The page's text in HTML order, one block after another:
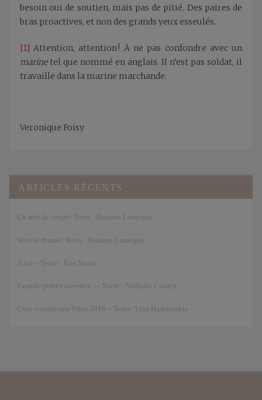
besoin oui de soutien, mais pas de pitié. Des paires de
bras proactives, et non des grands yeux esseulés.
[1] Attention, attention ! À ne pas confondre avec un
marinetel que nommé en anglais. Il n’est pas soldat, il
travaille dans la marine marchande.
Veronique Foisy
ARTICLES RÉCENTS
Ça sent la coupe! Texte : Roxane Larocque
Vive le rhume! Texte : Roxane Larocque
À toi – Texte : Eva Staire
Famille portes ouvertes — Texte : Nathalie Courcy
Cute comme une Prius 2018 – Texte: Liza Harkiolakis